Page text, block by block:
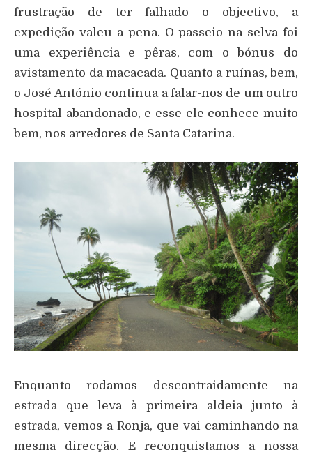
frustração de ter falhado o objectivo, a
expedição valeu a pena. O passeio na selva foi
uma experiência e pêras, com o bónus do
avistamento da macacada. Quanto a ruínas, bem,
o José António continua a falar-nos de um outro
hospital abandonado, e esse ele conhece muito
bem, nos arredores de Santa Catarina.
Enquanto rodamos descontraidamente na
estrada que leva à primeira aldeia junto à
estrada, vemos a Ronja, que vai caminhando na
mesma direcção. E reconquistamos a nossa